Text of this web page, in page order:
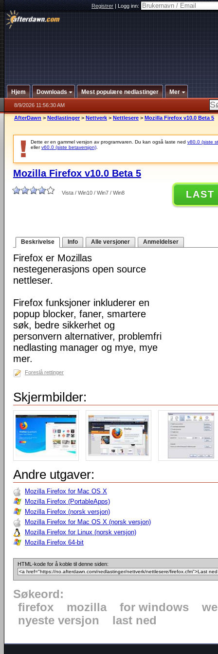
Registrer|Logg inn:
Hjem Downloads Mest populære nedlastinger Mer
8/9/2026 11:56:30 AM
AfterDawn > Nedlastinger > Nettverk > Nettlesere > Mozilla Firefox v10.0 Beta 5
Dette er en gammel versjon av programvaren. Du kan også laste ned v80.0 (siste
ellerv60.0 (siste betaversjon)
Mozilla Firefox v10.0 Beta 5
Vista / Win10 / Win7 / Win8 LAST
Beskrivelse Info Alle versjoner Anmeldelser
Firefox er Mozillas
nestegenerasjons open source
nettleser.
Firefox funksjoner inkluderer en
popup blocker, faner, smartere
søk, bedre sikkerhet og
personvern alternativer, problemfri
nedlasting manager og mye, mye
mer.
Foreslå rettinger
Skjermbilder:
Andre utgaver:
Mozilla Firefox for Mac OS X
Mozilla Firefox (PortableApps)
Mozilla Firefox (norsk versjon)
Mozilla Firefox for Mac OS X (norsk versjon)
Mozilla Firefox for Linux (norsk versjon)
Mozilla Firefox 64-bit
HTML-kode for å koble til denne siden:
Søkeord:
firefox
mozilla for windows
nyeste versjon
last ned